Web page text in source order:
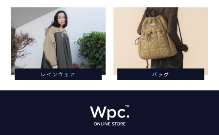
レインウェア バッグ